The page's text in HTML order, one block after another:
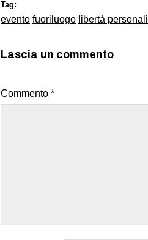
Tag:
evento fuoriluogo libertà personali
Lascia un commento
Commento *